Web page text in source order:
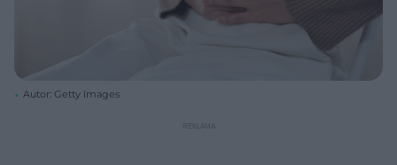
Autor: Getty Images